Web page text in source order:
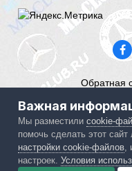
Обратная
Powered
Важная
Мы разместилиcookie-
помочь сделать этот
настройки cookie-файлов
настроек.Условия
IPS spam